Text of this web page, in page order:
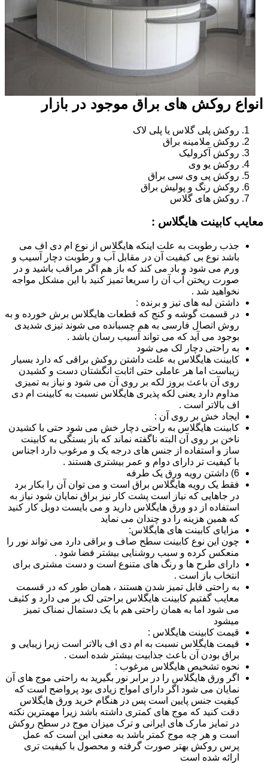
انواع روکش های براق موجود در بازار
روکش پلی گلاس یا پلی لاک
روکش ملامینه براق
روکش آکرولیک
روکش یو وی
روکش پی وی سی براق
روکش رنگ و پولیش براق
روکش های گلاس
معایب کابینت هایگلاس :
جذب رطوبت به علت اینکه هایگلاس از نوع ام دی اف می
باشد نوع بی کیفیت آن در مقابل آب و رطوبت دچار آسیب و
ورم می شود و باد می کند که باز هم اگر مراقب باشید و در
صورت ریختن آب آن را سریعا تمیز کنید با این مشکل مواجه
نخواهید شد .
داشتن لبه های تیز و برنده :
در قسمت گوشه و کنج که قطعات هایگلاس برش خورده و به
روش اتصال فارسی به هم چسبانده می شوند تیزی شدیدی
بوجود می آید که می تواند آسیب رسان باشد .
به راحتی دچار لک می شود
کابینت هایگلاس به علت داشتن روکش براقی که دارد بسیار
زیباست اما هر عاملی حتی اثابت انگشتان دست و کشیدن
روی آن باعث بروز لکه بر روی آن می شود و نیاز به تمیزی
مداوم دارد یعنی لکه پذیری هایگلاس نسبت به کابینت ام دی
اف بالاتر است .
ایجاد خش بر روی آن :
کابینت هایگلاس به راحتی دچار خش می شود حتی با کشیدن
ناخن بر روی آن البته ناگفته نماند که باز بستگی به کابینت
ساز و استفاده از جنس های درجه یک و مرغوب دارد اجناس
با کیفیت تر دارای دوام و عمر بیشتری هستند .
6) داشتن رویه ورق یک طرفه
فقط یک رویه هایگلاس براق است و می توان آن را بکار برد
در جاهایی که نیاز است پشت کار نیز براق نمایان شود نیاز به
استفاده از دو ورق هایگلاس دارید و می بایست دوبل کار کنید
که همین هزینه را دو چندان می نماید
مزایای کابینت های هایگلاس:
چون این نوع کابینت سطح صاف و براقی دارد می تواند نور را
منعکس کرده و سبب روشنایی بیشتر فضا شود .
دارای طرح ها و رنگ های متنوع است و دست مشتری برای
انتخاب باز است .
به راحتی قابل تمیز شدن هستند ، همان طور که در قسمت
معایب گفتیم کابینت هایگلاس براحتی لک بر می دارد و کثیف
می شود اما به همان راحتی هم با یک دستمال نمناک تمیز
میشود
قیمت کابینت هایگلاس :
قیمت هایگلاس نسبت به ام دی اف بالاتر است زیرا زیبایی و
براق بودن آن باعث جذابیت بیشتر شده است .
نحوه تشخیص هایگلاس مرغوب :
اگر ورق هایگلاس را در برابر نور بگیرید به راحتی موج های آن
نمایان می شود اگر دارای امواج زیادی بود پرواضح است که
کیفیت جنس پایین است پس در هنگام خرید ورق هایگلاس
دقت کنید که موج های کمتری داشته باشد زیرا مهمترین نکته
در تمایز مارک های ایرانی و ترک میزان موج در سطح روکش
است و هر چه موج کمتر باشد به معنی این است که عمل
پرس روکش بهتر صورت گرفته و محصول با کیفیت تری
ارائه شده است